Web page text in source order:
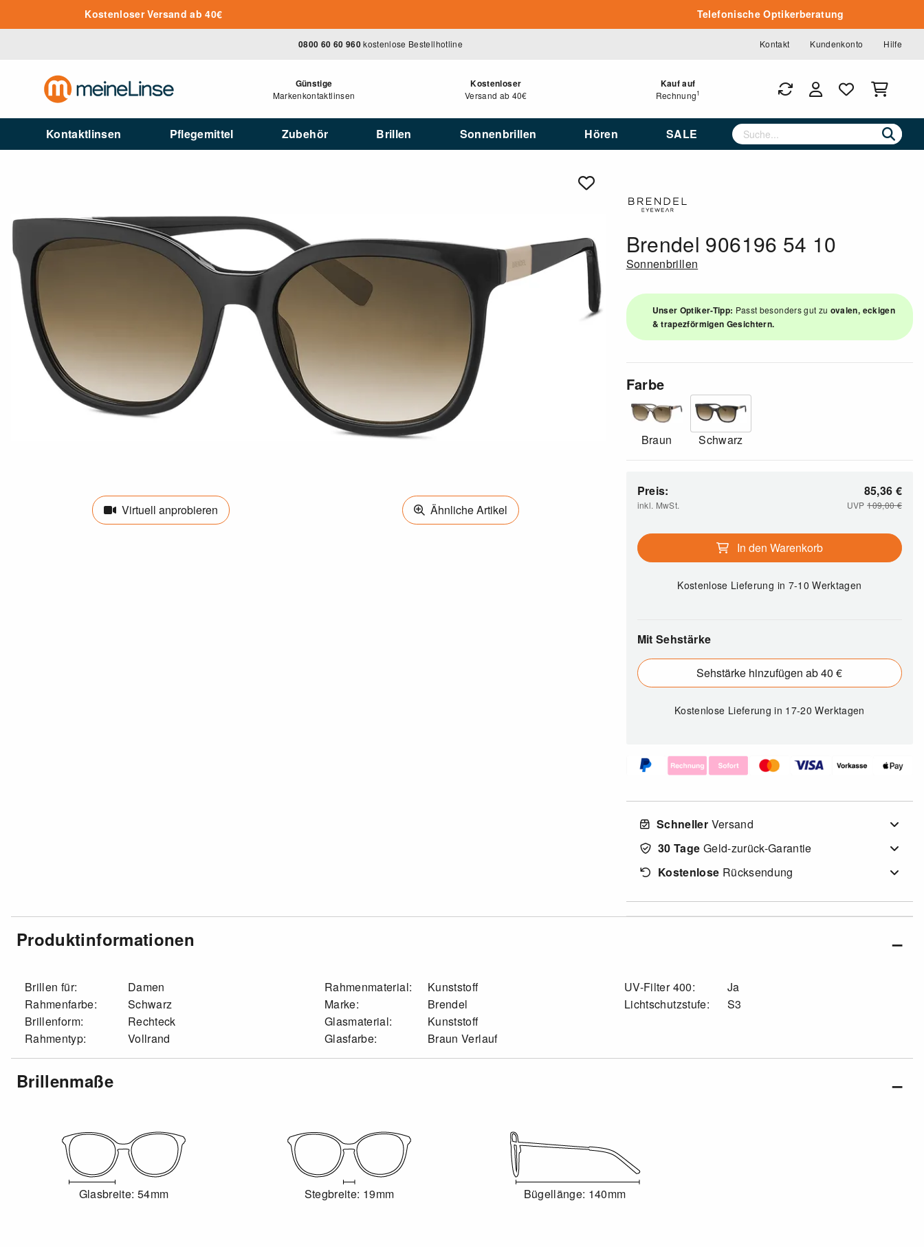
Zum Hauptinhalt springenKostenloser Versand ab 40€ Telefonische Optikerberatung
0800 60 60 960kostenlose Bestellhotline Kontakt Kundenkonto Hilfe
Günstige
Markenkontaktlinsen
Kostenloser
Versand ab 40€
Kauf auf
Rechnung1
Kontaktlinsen Pflegemittel Zubehör Brillen Sonnenbrillen Hören SALE
Virtuell anprobieren Ähnliche Artikel
Brendel 906196 54 10
Sonnenbrillen
Unser Optiker-Tipp: Passt besonders gut zu ovalen, eckigen
& trapezförmigen Gesichtern.
Farbe
Braun Schwarz
Preis:
inkl. MwSt.
85,36 €
UVP109,00€
In den Warenkorb
Kostenlose Lieferung in 7-10 Werktagen
Mit Sehstärke
Sehstärke hinzufügen ab 40 €
Kostenlose Lieferungin 17-20 Werktagen
Schneller Versand
30 Tage Geld-zurück-Garantie
Kostenlose Rücksendung
Produktinformationen
Brillen für:
Damen
Rahmenfarbe:
Schwarz
Brillenform:
Rechteck
Rahmentyp:
Vollrand
Rahmenmaterial:
Kunststoff
Marke:
Brendel
Glasmaterial:
Kunststoff
Glasfarbe:
Braun Verlauf
UV-Filter 400:
Ja
Lichtschutzstufe:
S3
Brillenmaße
Glasbreite: 54mm Stegbreite: 19mm Bügellänge: 140mm